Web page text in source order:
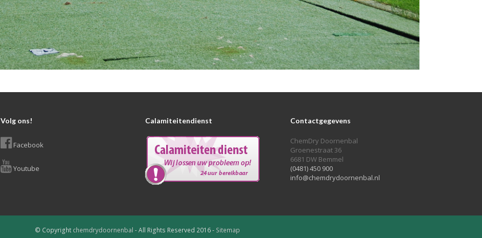
Volg ons!
Facebook
Youtube
Calamiteitendienst Contactgegevens
ChemDry Doornenbal
Groenestraat 36
6681 DW Bemmel
(0481) 450 900
info@chemdrydoornenbal.nl
© Copyright chemdrydoornenbal - All Rights Reserved 2016 - Sitemap